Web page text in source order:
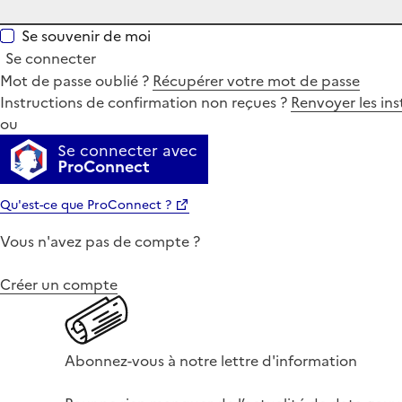
Se souvenir de moi
Se connecter
Mot de passe oublié ? Récupérer votre mot de passe
Instructions de confirmation non reçues ? Renvoyer les
ou
Se connecter avec
ProConnect
Qu'est-ce que ProConnect ?
Vous n'avez pas de compte ?
Créer un compte
Abonnez-vous à notre lettre d'information